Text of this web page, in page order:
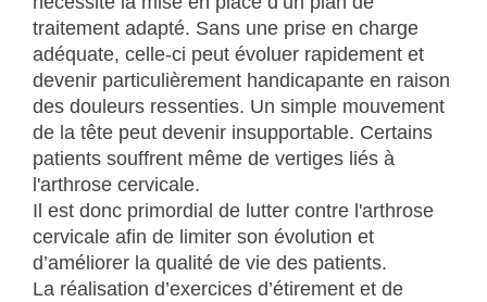
traitement adapté. Sans une prise en charge
adéquate, celle-ci peut évoluer rapidement et
devenir particulièrement handicapante en raison
des douleurs ressenties. Un simple mouvement
de la tête peut devenir insupportable. Certains
patients souffrent même de vertiges liés à
l'arthrose cervicale.
Il est donc primordial de lutter contre l'arthrose
cervicale afin de limiter son évolution et
d’améliorer la qualité de vie des patients.
La réalisation d’exercices d’étirement et de